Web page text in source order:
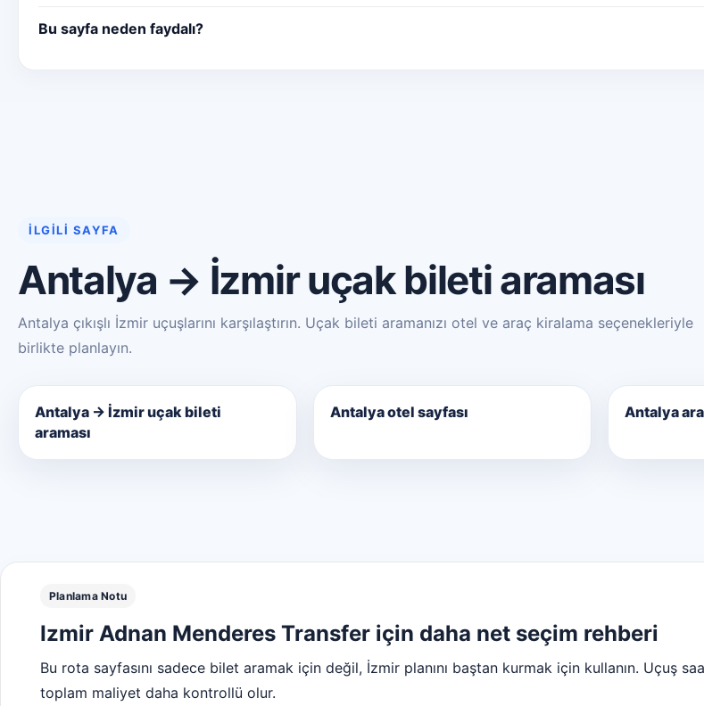
Bu sayfa neden faydalı?
İLGILI SAYFA
Antalya → İzmir uçak bileti araması
Antalya çıkışlı İzmir uçuşlarını karşılaştırın. Uçak bileti aramanızı otel ve araç kiralama seçenekleriyle
birlikte planlayın.
Antalya → İzmir uçak bileti
araması
Antalya otel sayfası Antalya
Planlama Notu
Izmir Adnan Menderes Transfer için daha net seçim rehberi
Bu rota sayfasını sadece bilet aramak için değil, İzmir planını baştan kurmak için kullanın. Uçuş
toplam maliyet daha kontrollü olur.